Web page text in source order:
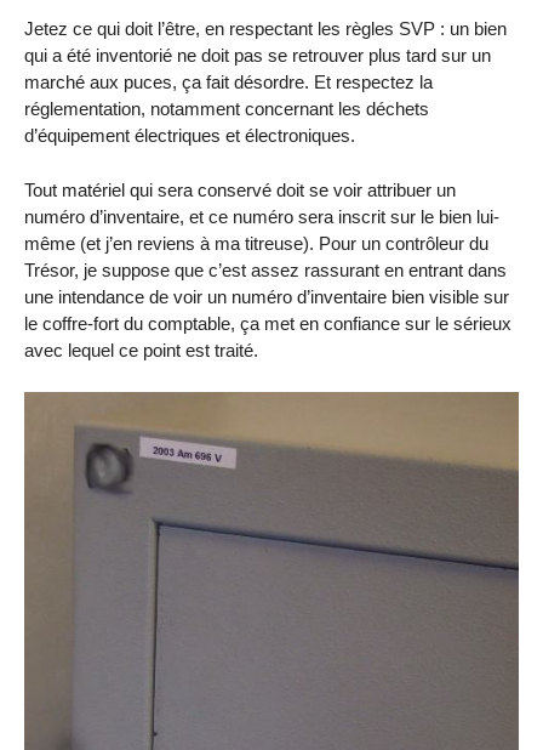
Jetez ce qui doit l’être, en respectant les règles SVP : un bien
qui a été inventorié ne doit pas se retrouver plus tard sur un
marché aux puces, ça fait désordre. Et respectez la
réglementation, notamment concernant les déchets
d’équipement électriques et électroniques.
Tout matériel qui sera conservé doit se voir attribuer un
numéro d’inventaire, et ce numéro sera inscrit sur le bien lui-
même (et j’en reviens à ma titreuse). Pour un contrôleur du
Trésor, je suppose que c’est assez rassurant en entrant dans
une intendance de voir un numéro d’inventaire bien visible sur
le coffre-fort du comptable, ça met en confiance sur le sérieux
avec lequel ce point est traité.